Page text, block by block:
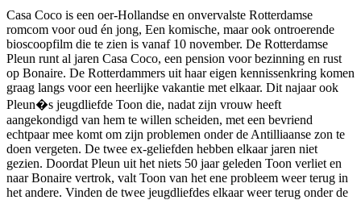
Casa Coco is een oer-Hollandse en onvervalste Rotterdamse
romcom voor oud én jong, Een komische, maar ook ontroerende
bioscoopfilm die te zien is vanaf 10 november. De Rotterdamse
Pleun runt al jaren Casa Coco, een pension voor bezinning en rust
op Bonaire. De Rotterdammers uit haar eigen kennissenkring komen
graag langs voor een heerlijke vakantie met elkaar. Dit najaar ook
Pleun�s jeugdliefde Toon die, nadat zijn vrouw heeft
aangekondigd van hem te willen scheiden, met een bevriend
echtpaar mee komt om zijn problemen onder de Antilliaanse zon te
doen vergeten. De twee ex-geliefden hebben elkaar jaren niet
gezien. Doordat Pleun uit het niets 50 jaar geleden Toon verliet en
naar Bonaire vertrok, valt Toon van het ene probleem weer terug in
het andere. Vinden de twee jeugdliefdes elkaar weer terug onder de